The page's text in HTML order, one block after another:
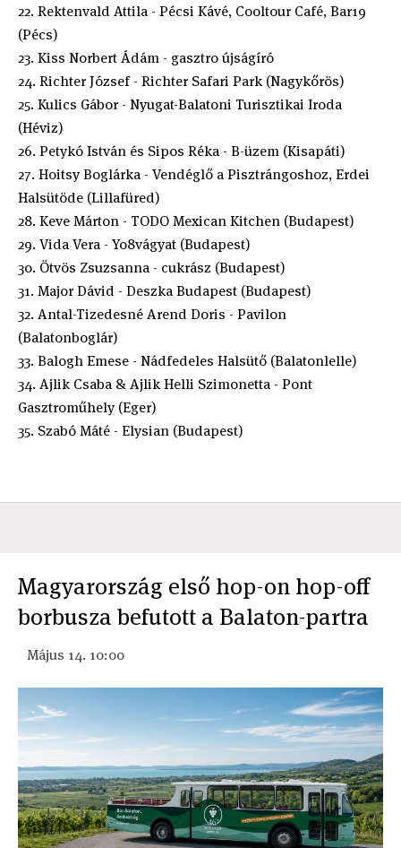
22. Rektenvald Attila - Pécsi Kávé, Cooltour Café, Bar19
(Pécs)
23. Kiss Norbert Ádám - gasztro újságíró
24. Richter József - Richter Safari Park (Nagykőrös)
25. Kulics Gábor - Nyugat-Balatoni Turisztikai Iroda
(Héviz)
26. Petykó István és Sipos Réka - B-üzem (Kisapáti)
27. Hoitsy Boglárka - Vendéglő a Pisztrángoshoz, Erdei
Halsütöde (Lillafüred)
28. Keve Márton - TODO Mexican Kitchen (Budapest)
29. Vida Vera - Yo8vágyat (Budapest)
30. Ötvös Zsuzsanna - cukrász (Budapest)
31. Major Dávid - Deszka Budapest (Budapest)
32. Antal-Tizedesné Arend Doris - Pavilon
(Balatonboglár)
33. Balogh Emese - Nádfedeles Halsütő (Balatonlelle)
34. Ajlik Csaba & Ajlik Helli Szimonetta - Pont
Gasztroműhely (Eger)
35. Szabó Máté - Elysian (Budapest)
Magyarország első hop-on hop-off
borbusza befutott a Balaton-partra
Május 14. 10:00